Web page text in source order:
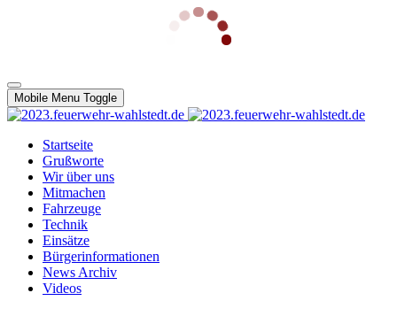
Mobile Menu Toggle
Startseite
Grußworte
Wir über uns
Mitmachen
Fahrzeuge
Technik
Einsätze
Bürgerinformationen
News Archiv
Videos